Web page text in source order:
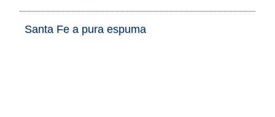
Santa Fe a pura espuma